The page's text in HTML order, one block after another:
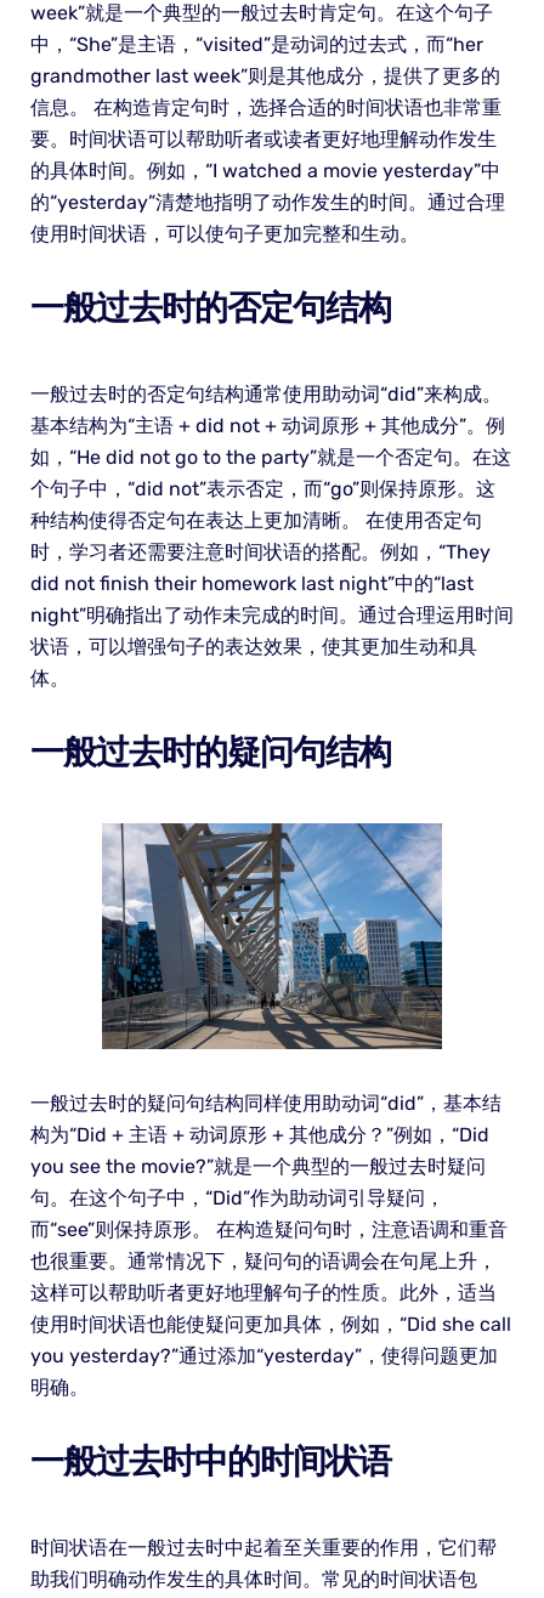
week”就是一个典型的一般过去时肯定句。在这个句子
中，“She”是主语，“visited”是动词的过去式，而“her
grandmother last week”则是其他成分，提供了更多的
信息。 在构造肯定句时，选择合适的时间状语也非常重
要。时间状语可以帮助听者或读者更好地理解动作发生
的具体时间。例如，“I watched a movie yesterday”中
的“yesterday”清楚地指明了动作发生的时间。通过合理
使用时间状语，可以使句子更加完整和生动。
一般过去时的否定句结构
一般过去时的否定句结构通常使用助动词“did”来构成。
基本结构为“主语 + did not + 动词原形 + 其他成分”。例
如，“He did not go to the party”就是一个否定句。在这
个句子中，“did not”表示否定，而“go”则保持原形。这
种结构使得否定句在表达上更加清晰。 在使用否定句
时，学习者还需要注意时间状语的搭配。例如，“They
did not finish their homework last night”中的“last
night”明确指出了动作未完成的时间。通过合理运用时间
状语，可以增强句子的表达效果，使其更加生动和具
体。
一般过去时的疑问句结构
一般过去时的疑问句结构同样使用助动词“did”，基本结
构为“Did + 主语 + 动词原形 + 其他成分？”例如，“Did
you see the movie?”就是一个典型的一般过去时疑问
句。在这个句子中，“Did”作为助动词引导疑问，
而“see”则保持原形。 在构造疑问句时，注意语调和重音
也很重要。通常情况下，疑问句的语调会在句尾上升，
这样可以帮助听者更好地理解句子的性质。此外，适当
使用时间状语也能使疑问更加具体，例如，“Did she call
you yesterday?”通过添加“yesterday”，使得问题更加
明确。
一般过去时中的时间状语
时间状语在一般过去时中起着至关重要的作用，它们帮
助我们明确动作发生的具体时间。常见的时间状语包